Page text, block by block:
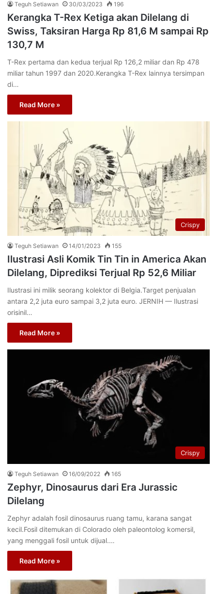
Teguh Setiawan 30/03/2023 196
Kerangka T-Rex Ketiga akan Dilelang di
Swiss, Taksiran Harga Rp 81,6 M sampai Rp
130,7 M
T-Rex pertama dan kedua terjual Rp 126,2 miliar dan Rp 478
miliar tahun 1997 dan 2020.Kerangka T-Rex lainnya tersimpan
di…
Read More »
Crispy
Teguh Setiawan 14/01/2023 155
Ilustrasi Asli Komik Tin Tin in America Akan
Dilelang, Diprediksi Terjual Rp 52,6 Miliar
Ilustrasi ini milik seorang kolektor di Belgia.Target penjualan
antara 2,2 juta euro sampai 3,2 juta euro. JERNIH — Ilustrasi
orisinil…
Read More »
Crispy
Teguh Setiawan 16/09/2022 165
Zephyr, Dinosaurus dari Era Jurassic
Dilelang
Zephyr adalah fosil dinosaurus ruang tamu, karana sangat
kecil.Fosil ditemukan di Colorado oleh paleontolog komersil,
yang menggali fosil untuk dijual.…
Read More »